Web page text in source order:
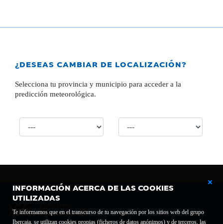
INFORMACIÓN ACERCA DE LAS COOKIES
UTILIZADAS
Te informamos que en el transcurso de tu navegación por los sitios web del grupo
Ibercaja, se utilizan cookies propias (ficheros de datos anónimos) y de terceros, las
¿DESEAS CAMBIAR DE LOCALIZACIÓN?
Selecciona tu provincia y municipio para acceder a la
predicción meteorológica.